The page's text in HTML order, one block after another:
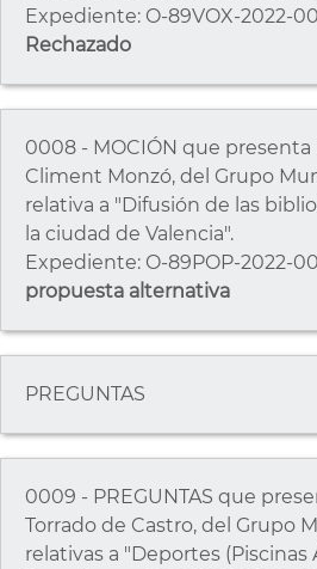
Expediente: O-89VOX-2022-
Rechazado
0008 - MOCIÓN que presenta
Climent Monzó, del Grupo
relativa a "Difusión de las
la ciudad de Valencia".
Expediente: O-89POP-2022-
propuesta alternativa
PREGUNTAS
0009 - PREGUNTAS que
Torrado de Castro, del Grupo
relativas a "Deportes (Piscinas